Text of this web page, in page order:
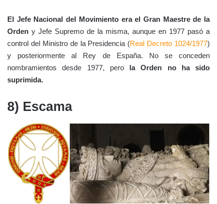
El Jefe Nacional del Movimiento era el Gran Maestre de la
Orden y Jefe Supremo de la misma, aunque en 1977 pasó a
control del Ministro de la Presidencia (Real Decreto 1024/1977)
y posteriormente al Rey de España. No se conceden
nombramientos desde 1977, pero la Orden no ha sido
suprimida.
8) Escama